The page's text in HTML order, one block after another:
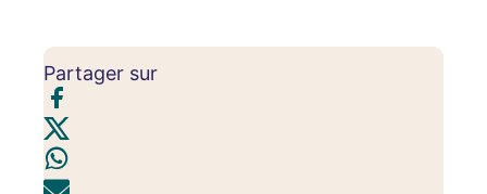
Partager sur